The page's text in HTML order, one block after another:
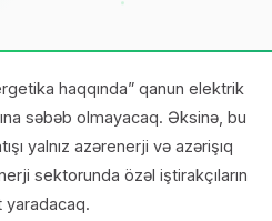
haqqında” qanun elektrik
səbəb olmayacaq. Əksinə, bu
yalnız azərenerji və azərişıq
sektorunda özəl iştirakçıların
yaradacaq.